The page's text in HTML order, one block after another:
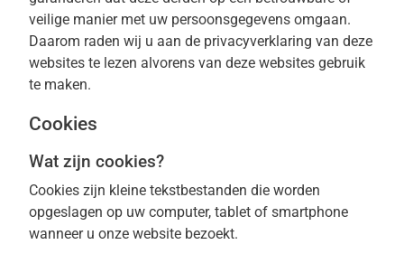
veilige manier met uw persoonsgegevens omgaan.
Daarom raden wij u aan de privacyverklaring van deze
websites te lezen alvorens van deze websites gebruik
te maken.
Cookies
Wat zijn cookies?
Cookies zijn kleine tekstbestanden die worden
opgeslagen op uw computer, tablet of smartphone
wanneer u onze website bezoekt.